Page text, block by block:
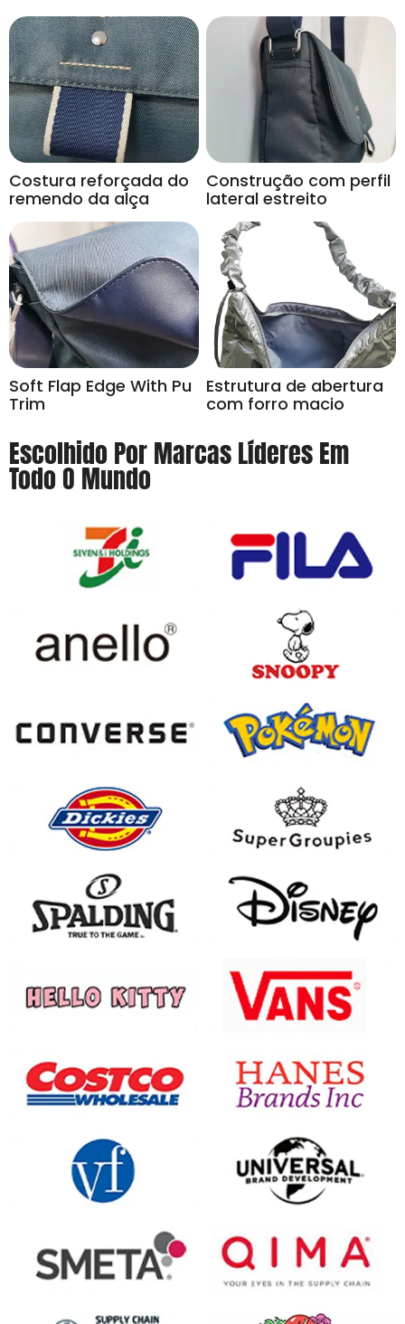
Costura reforçada do
remendo da alça
Construção com perfil
lateral estreito
Soft Flap Edge With Pu
Trim
Estrutura de abertura
com forro macio
Escolhido Por Marcas Líderes Em
Todo O Mundo